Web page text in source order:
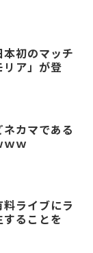
本初のマッチ
リア」が登
カマである
ｗｗ
ライブにラ
ることを